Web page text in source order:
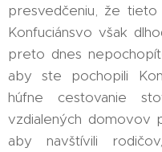
presvedčeniu, že
Konfuciánsvo však
preto dnes
aby ste pochopili
húfne cestovanie
vzdialených domovov
aby navštívili